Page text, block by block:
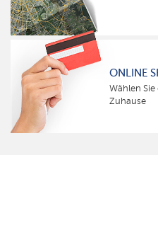
ONLINE
Wählen
Zuhause